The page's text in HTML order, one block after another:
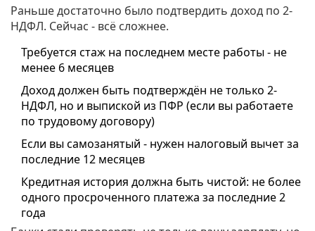
Раньше достаточно было подтвердить доход по 2-
НДФЛ. Сейчас - всё сложнее.
Требуется стаж на последнем месте работы - не
менее 6 месяцев
Доход должен быть подтверждён не только 2-
НДФЛ, но и выпиской из ПФР (если вы работаете
по трудовому договору)
Если вы самозанятый - нужен налоговый вычет за
последние 12 месяцев
Кредитная история должна быть чистой: не более
одного просроченного платежа за последние 2
года